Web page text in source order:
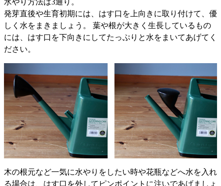
発芽直後や生育初期には、はす口を上向きに取り付けて、優
しく水をまきましょう。 葉や根が大きく生長しているもの
には、はす口を下向きにしてたっぷりと水をまいてあげてく
ださい。
木の根元など一気に水やりをしたい時や花瓶などへ水を入れ
る場合は、はす口を外してピンポイントに注いであげましょ